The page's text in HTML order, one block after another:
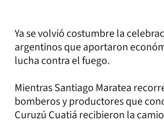
Ya se volvió costumbre la
argentinos que aportaron
lucha contra el fuego.
Mientras Santiago Maratea
bomberos y productores que
Curuzú Cuatiá recibieron la